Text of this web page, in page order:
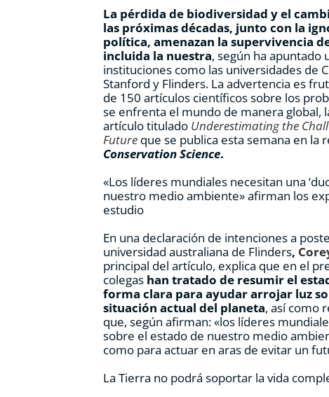
La pérdida de biodiversidad y el
las próximas décadas, junto con la
política, amenazan la supervivencia
incluida la nuestra, según ha apuntado
instituciones como las universidades de
Stanford y Flinders. La advertencia es
de 150 artículos científicos sobre los
se enfrenta el mundo de manera global,
artículo titulado Underestimating the
Future que se publica esta semana en la
Conservation Science.
«Los líderes mundiales necesitan una
nuestro medio ambiente» afirman los
estudio
En una declaración de intenciones a
universidad australiana de Flinders,
principal del artículo, explica que en el
colegas han tratado de resumir el
forma clara para ayudar arrojar luz
situación actual del planeta, así como
que, según afirman: «los líderes
sobre el estado de nuestro medio
como para actuar en aras de evitar un
La Tierra no podrá soportar la vida